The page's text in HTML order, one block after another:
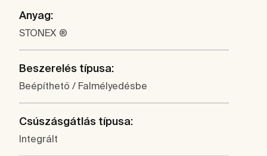
Anyag:
STONEX ®
Beszerelés típusa:
Beépíthető / Falmélyedésbe
Csúszásgátlás típusa:
Integrált